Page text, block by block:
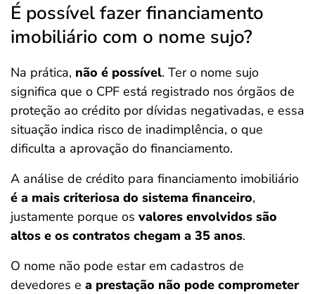
É possível fazer financiamento
imobiliário com o nome sujo?
Na prática, não é possível. Ter o nome sujo
significa que o CPF está registrado nos órgãos de
proteção ao crédito por dívidas negativadas, e essa
situação indica risco de inadimplência, o que
dificulta a aprovação do financiamento.
A análise de crédito para financiamento imobiliário
é a mais criteriosa do sistema financeiro,
justamente porque os valores envolvidos são
altos e os contratos chegam a 35 anos.
O nome não pode estar em cadastros de
devedores e a prestação não pode comprometer